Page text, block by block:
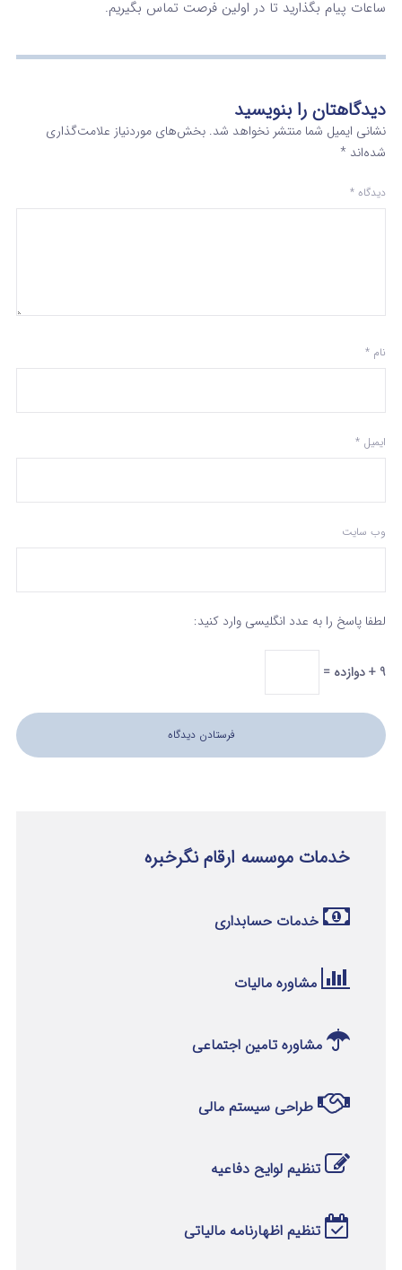
ساعات پیام بگذارید تا در اولین فرصت تماس بگیریم.
دیدگاهتان را بنویسید
نشانی ایمیل شما منتشر نخواهد شد. بخش‌های موردنیاز علامت‌گذاری
شده‌اند *
دیدگاه *
نام *
ایمیل *
وب‌ سایت
لطفا پاسخ را به عدد انگلیسی وارد کنید:
9 + دوازده =
خدمات موسسه ارقام نگرخبره
خدمات حسابداری
مشاوره مالیات
مشاوره تامین اجتماعی
طراحی سیستم مالی
تنظیم لوایح دفاعیه
تنظیم اظهارنامه مالیاتی